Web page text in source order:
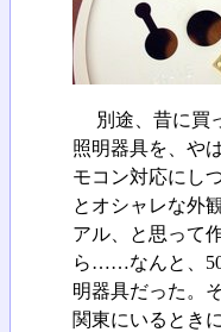
別途、昔に買
照明器具を、や
モコン対応にし
とオシャレな外
アル、と思って
ら……なんと、
明器具だった。
関東にいるとき